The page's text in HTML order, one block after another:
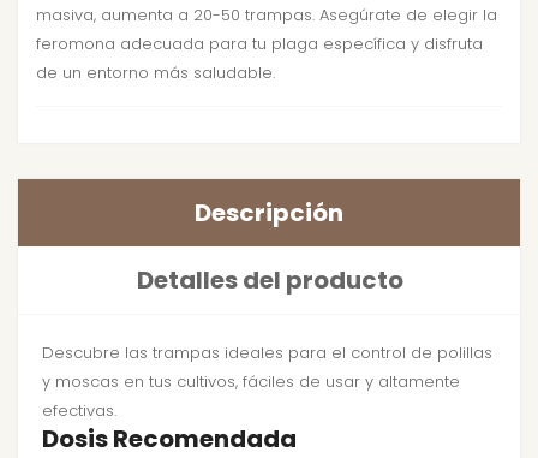
masiva, aumenta a 20-50 trampas. Asegúrate de elegir la
feromona adecuada para tu plaga específica y disfruta
de un entorno más saludable.
Descripción
Detalles del producto
Descubre las trampas ideales para el control de polillas
y moscas en tus cultivos, fáciles de usar y altamente
efectivas.
Dosis Recomendada